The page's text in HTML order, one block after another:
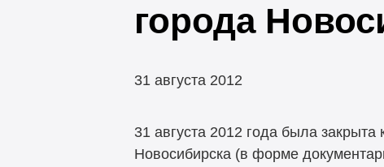
города
31 августа 2012
31 августа 2012 года была
Новосибирска (в форме